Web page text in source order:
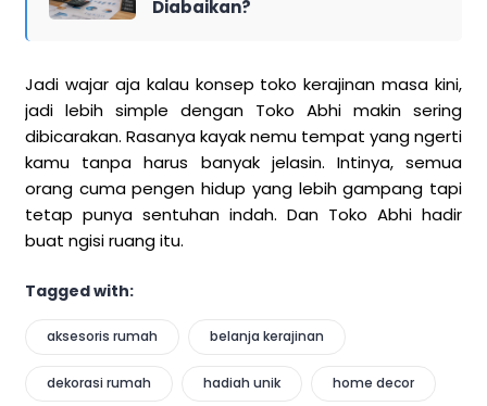
Diabaikan?
Jadi wajar aja kalau konsep toko kerajinan masa kini,
jadi lebih simple dengan Toko Abhi makin sering
dibicarakan. Rasanya kayak nemu tempat yang ngerti
kamu tanpa harus banyak jelasin. Intinya, semua
orang cuma pengen hidup yang lebih gampang tapi
tetap punya sentuhan indah. Dan Toko Abhi hadir
buat ngisi ruang itu.
Tagged with:
aksesoris rumah belanja kerajinan
dekorasi rumah hadiah unik home decor